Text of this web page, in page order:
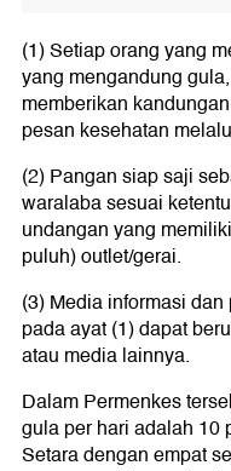
(1) Setiap orang yang
yang mengandung
memberikan
pesan kesehatan
(2) Pangan siap saji
waralaba sesuai
undangan yang
puluh) outlet/gerai.
(3) Media informasi
pada ayat (1) dapat
atau media lainnya.
Dalam Permenkes
gula per hari adalah 10
Setara dengan empat